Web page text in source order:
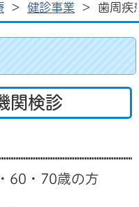
> 健診事業 > 歯周疾
関検診
60・70歳の方